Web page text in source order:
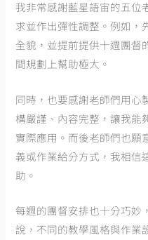
我非常感謝藍星語宙的五位
求並作出彈性調整。例如，
全貌，並提前提供十週團督
間規劃上幫助極大。
同時，也要感謝老師們用心
構嚴謹、內容完整，讓我能
實際應用。而後老師們也願
義或作業給分方式，我相信
助。
每週的團督安排也十分巧妙
說，不同的教學風格與作業